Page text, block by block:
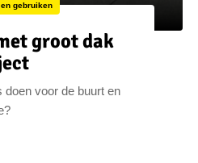
gebruiken
groot dak
doen voor de buurt en